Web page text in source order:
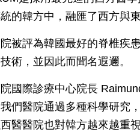
的韓方中，融匯了西方與
被評為韓國最好的脊椎疾
術，並因此而聞名遐邇。
國際診療中心院長
們醫院通過多種科學研究
醫醫院也對韓方越來越重視